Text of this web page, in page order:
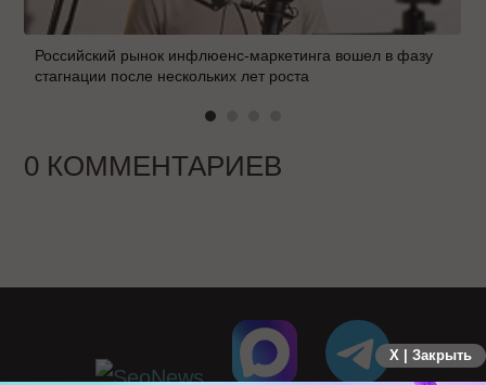
Российский рынок инфлюенс-маркетинга вошел в фазу
стагнации после нескольких лет роста
0 КОММЕНТАРИЕВ
X | Закрыть